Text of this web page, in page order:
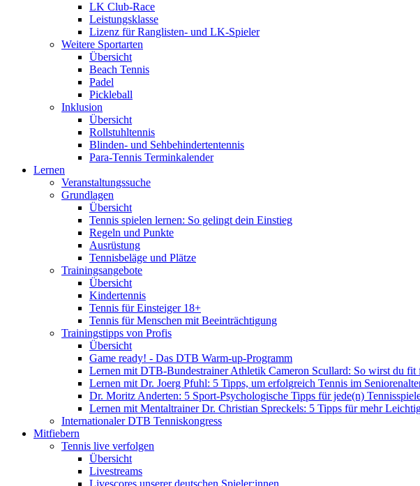
LK Club-Race
Leistungsklasse
Lizenz für Ranglisten- und LK-Spieler
Weitere Sportarten
Übersicht
Beach Tennis
Padel
Pickleball
Inklusion
Übersicht
Rollstuhltennis
Blinden- und Sehbehindertentennis
Para-Tennis Terminkalender
Lernen
Veranstaltungssuche
Grundlagen
Übersicht
Tennis spielen lernen: So gelingt dein Einstieg
Regeln und Punkte
Ausrüstung
Tennisbeläge und Plätze
Trainingsangebote
Übersicht
Kindertennis
Tennis für Einsteiger 18+
Tennis für Menschen mit Beeinträchtigung
Trainingstipps von Profis
Übersicht
Game ready! - Das DTB Warm-up-Programm
Lernen mit DTB-Bundestrainer Athletik Cameron Scullard: So wirst du fit
Lernen mit Dr. Joerg Pfuhl: 5 Tipps, um erfolgreich Tennis im
Dr. Moritz Anderten: 5 Sport-Psychologische Tipps für jede(n)
Lernen mit Mentaltrainer Dr. Christian Spreckels: 5 Tipps für mehr
Internationaler DTB Tenniskongress
Mitfiebern
Tennis live verfolgen
Übersicht
Livestreams
Livescores unserer deutschen Spieler:innen